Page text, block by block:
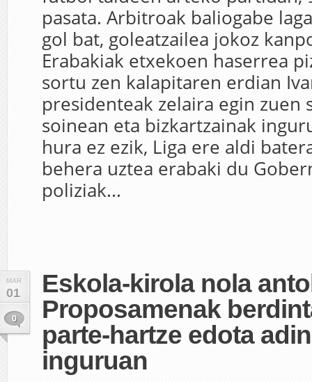
pasata. Arbitroak baliogabe
gol bat, goleatzailea jokoz
Erabakiak etxekoen haserrea
sortu zen kalapitaren erdian
presidenteak zelaira egin zuen
soinean eta bizkartzainak
hura ez ezik, Liga ere aldi
behera uztea erabaki du
poliziak...
MAR
01
0
Eskola-kirola nola
Proposamenak
parte-hartze edota
inguruan